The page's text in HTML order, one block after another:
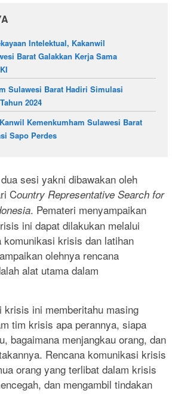
Intelektual, Kakanwil
Barat Galakkan Kerja Sama
Sulawesi Barat Hadiri Simulasi
2024
Kemenkumham Sulawesi Barat
Sapo Perdes
sesi yakni dibawakan oleh
Country Representative Search for
. Pemateri menyampaikan
ini dapat dilakukan melalui
komunikasi krisis dan latihan
olehnya rencana
alat utama dalam
krisis ini memberitahu masing
tim krisis apa perannya, siapa
bagaimana menjangkau orang, dan
Rencana komunikasi krisis
orang yang terlibat dalam krisis
dan mengambil tindakan